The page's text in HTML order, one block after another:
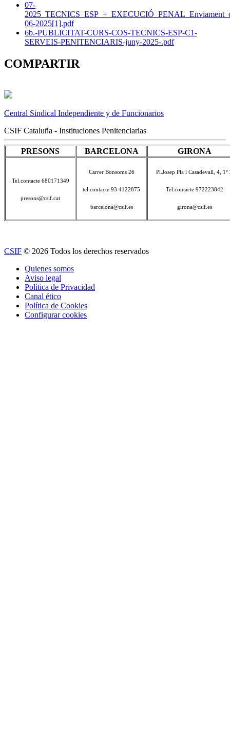
07-
06-2025[1].pdf
6b.-PUBLICITAT-CURS-COS-TECNICS-ESP-C1-
SERVEIS-PENITENCIARIS-juny-2025-.pdf
COMPARTIR
Central Sindical Independiente y de Funcionarios
CSIF Cataluña - Instituciones Penitenciarias
PRESONS BARCELONA GIRONA
Tel.contacte 680171349
presons@csif.cat
Carrer Bonsoms 26
tel contacte 93 4122875
barcelona@csif.es
Pl.Josep Pla i Casadevall, 4, 1º
Tel.contacte 972223842
girona@csif.es
CSIF © 2026 Todos los derechos reservados
Quienes somos
Aviso legal
Política de Privacidad
Canal ético
Política de Cookies
Configurar cookies